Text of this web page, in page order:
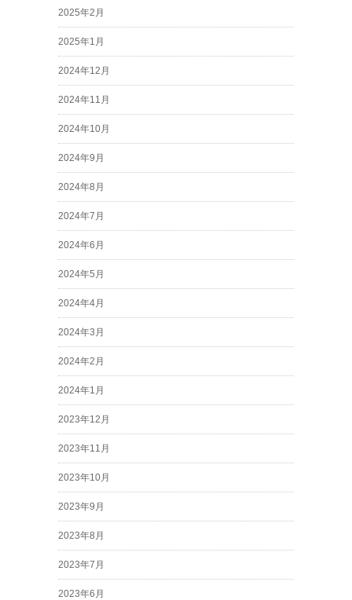
2025年2月
2025年1月
2024年12月
2024年11月
2024年10月
2024年9月
2024年8月
2024年7月
2024年6月
2024年5月
2024年4月
2024年3月
2024年2月
2024年1月
2023年12月
2023年11月
2023年10月
2023年9月
2023年8月
2023年7月
2023年6月